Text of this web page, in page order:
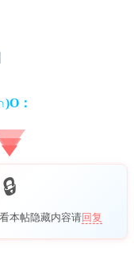
：
本帖隐藏内容请回复